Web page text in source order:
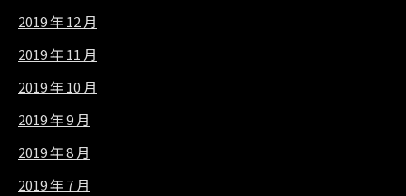
2019 年 12 月
2019 年 11 月
2019 年 10 月
2019 年 9 月
2019 年 8 月
2019 年 7 月